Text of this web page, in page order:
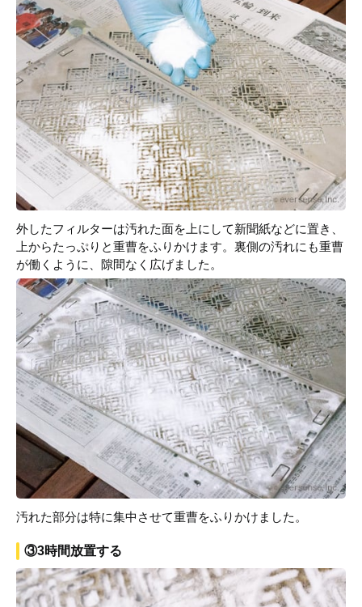
外したフィルターは汚れた面を上にして新聞紙などに置き、
上からたっぷりと重曹をふりかけます。裏側の汚れにも重曹
が働くように、隙間なく広げました。
汚れた部分は特に集中させて重曹をふりかけました。
③3時間放置する